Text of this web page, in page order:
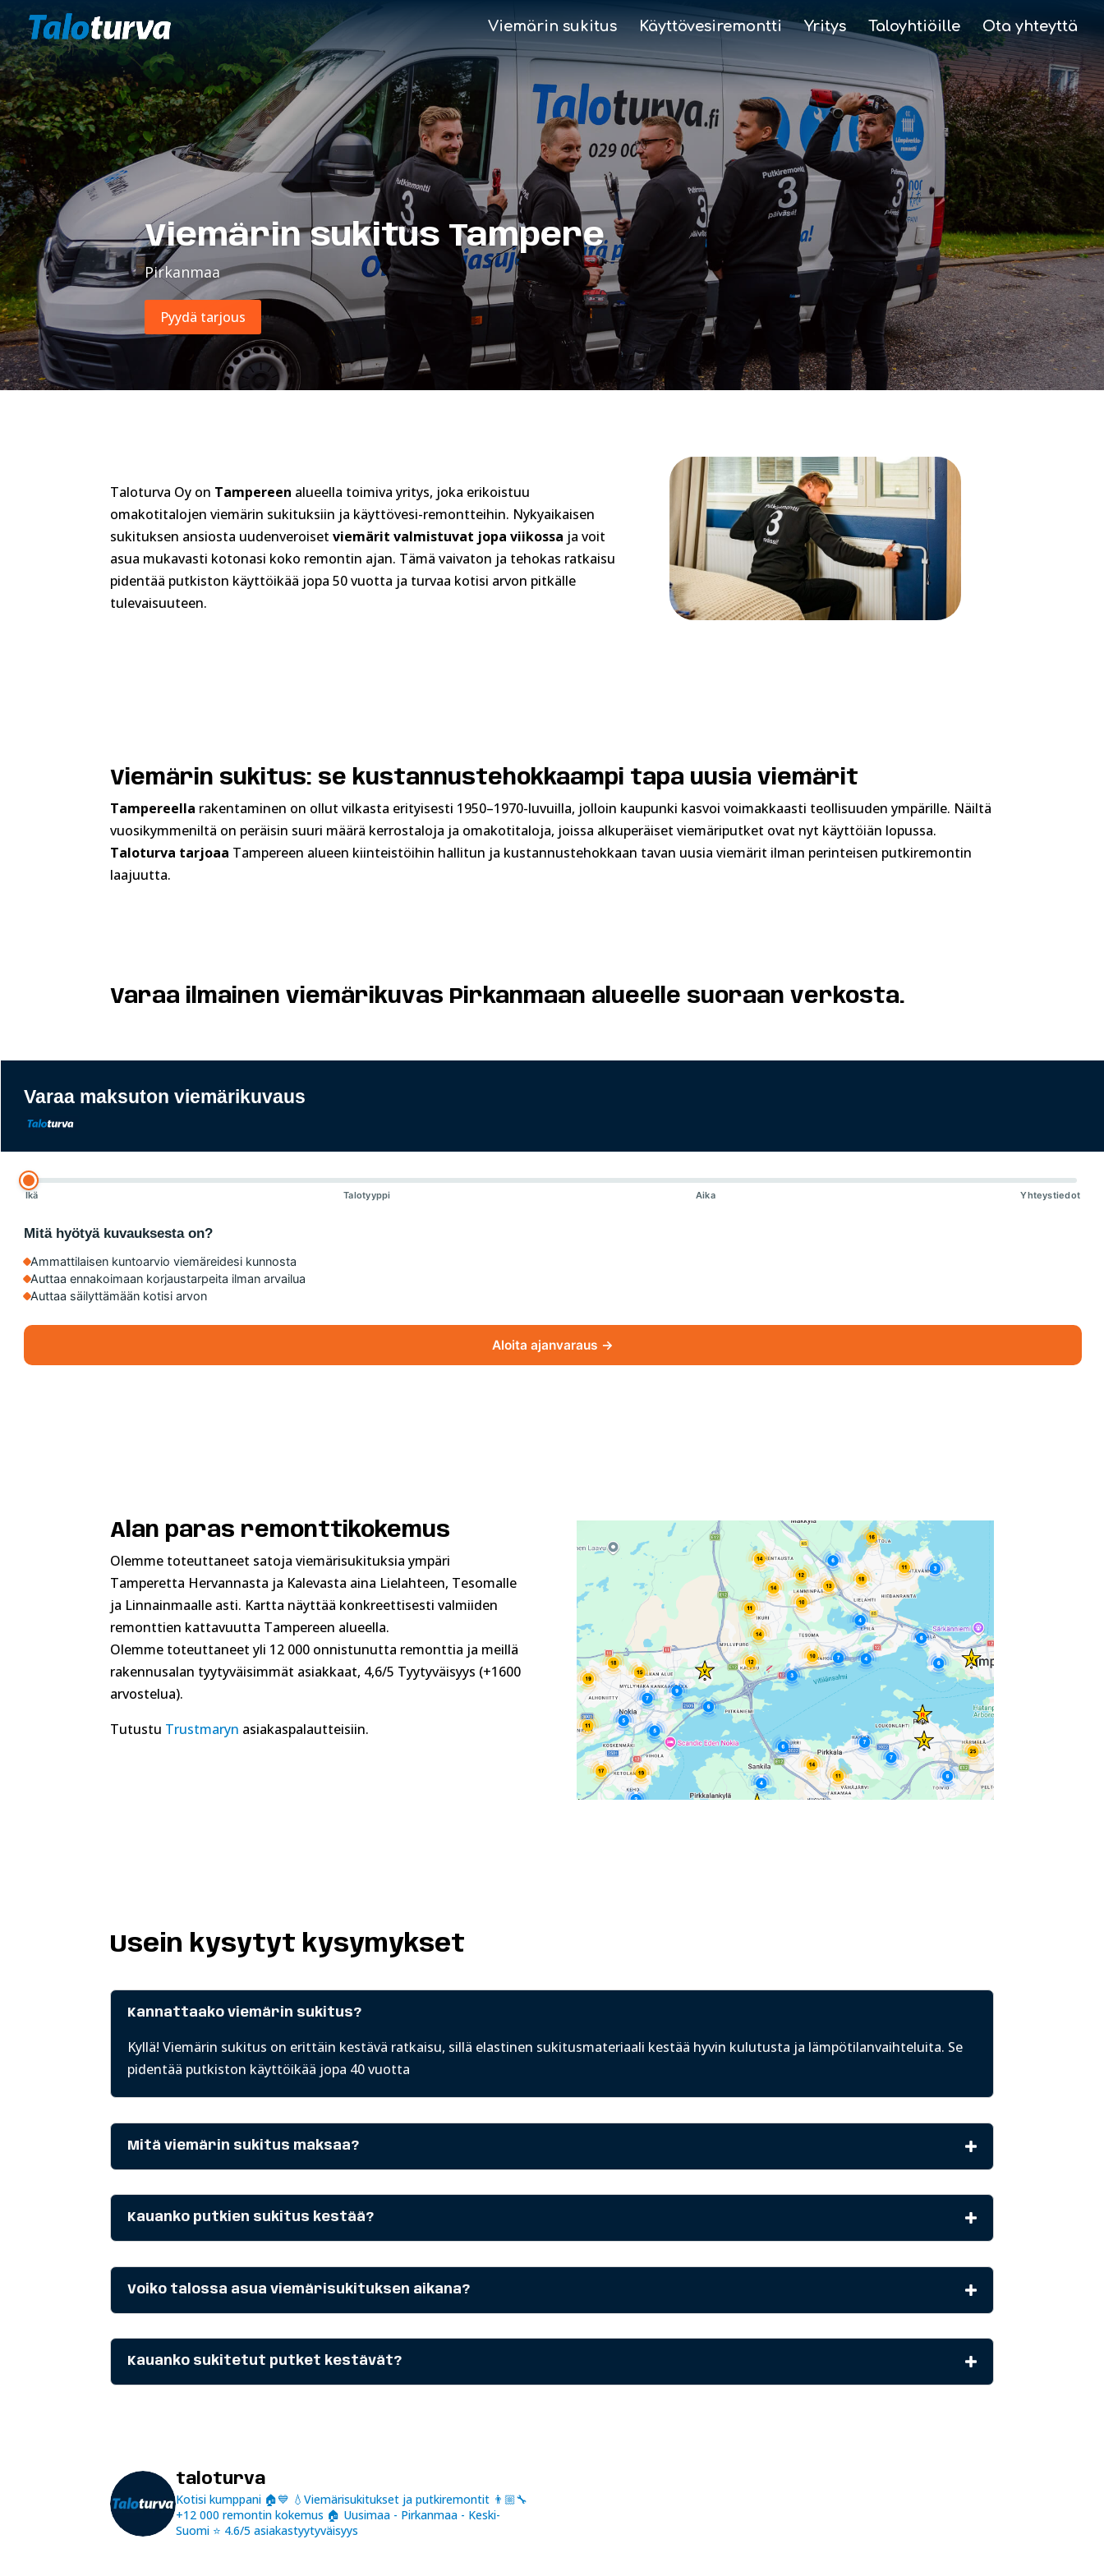
Viemärin sukitus Käyttövesiremontti Yritys Taloyhtiöille Ota yhteyttä
Viemärin sukitus Tampere
Pirkanmaa
Pyydä tarjous
Taloturva Oy on Tampereen alueella toimiva yritys, joka erikoistuu
omakotitalojen viemärin sukituksiin ja käyttövesi-remontteihin. Nykyaikaisen
sukituksen ansiosta uudenveroisetviemärit valmistuvat jopa viikossa ja voit
asua mukavasti kotonasi koko remontin ajan. Tämä vaivaton ja tehokas ratkaisu
pidentää putkiston käyttöikää jopa 50 vuotta ja turvaa kotisi arvon pitkälle
tulevaisuuteen.
Viemärin sukitus: se kustannustehokkaampi tapa uusia viemärit
Tampereella rakentaminen on ollut vilkasta erityisesti 1950–1970-luvuilla, jolloin kaupunki kasvoi voimakkaasti teollisuuden ympärille. Näiltä
vuosikymmeniltä on peräisin suuri määrä kerrostaloja ja omakotitaloja, joissa alkuperäiset viemäriputket ovat nyt käyttöiän lopussa.
Taloturva tarjoaa Tampereen alueen kiinteistöihin hallitun ja kustannustehokkaan tavan uusia viemärit ilman perinteisen putkiremontin
laajuutta.
Varaa ilmainen viemärikuvas Pirkanmaan alueelle suoraan verkosta.
Varaa maksuton viemärikuvaus
Ikä Talotyyppi Aika Yhteystiedot
Mitä hyötyä kuvauksesta on?
Ammattilaisen kuntoarvio viemäreidesi kunnosta
Auttaa ennakoimaan korjaustarpeita ilman arvailua
Auttaa säilyttämään kotisi arvon
Aloita ajanvaraus →
Alan paras remonttikokemus
Olemme toteuttaneet satoja viemärisukituksia ympäri
Tamperetta Hervannasta ja Kalevasta aina Lielahteen, Tesomalle
ja Linnainmaalle asti. Kartta näyttää konkreettisesti valmiiden
remonttien kattavuutta Tampereen alueella.
Olemme toteuttaneet yli 12 000 onnistunutta remonttia ja meillä
rakennusalan tyytyväisimmät asiakkaat, 4,6/5 Tyytyväisyys (+1600
arvostelua).
Tutustu Trustmaryn asiakaspalautteisiin.
Usein kysytyt kysymykset
Kannattaako viemärin sukitus?
Kyllä! Viemärin sukitus on erittäin kestävä ratkaisu, sillä elastinen sukitusmateriaali kestää hyvin kulutusta ja lämpötilanvaihteluita. Se
pidentää putkiston käyttöikää jopa 40 vuotta
Mitä viemärin sukitus maksaa?
Kauanko putkien sukitus kestää?
Voiko talossa asua viemärisukituksen aikana?
Kauanko sukitetut putket kestävät?
taloturva
Kotisi kumppani 🏠💙 💧Viemärisukitukset ja putkiremontit 👨🏼‍🔧
+12 000 remontin kokemus 🏠 Uusimaa - Pirkanmaa - Keski-
Suomi ⭐️ 4.6/5 asiakastyytyväisyys